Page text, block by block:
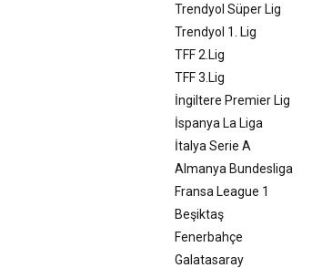
Trendyol Süper Lig
Trendyol 1. Lig
TFF 2.Lig
TFF 3.Lig
İngiltere Premier Lig
İspanya La Liga
İtalya Serie A
Almanya Bundesliga
Fransa League 1
Beşiktaş
Fenerbahçe
Galatasaray